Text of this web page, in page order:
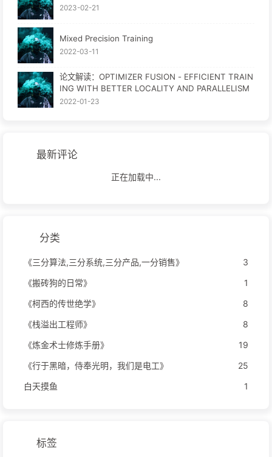
2023-02-21
Mixed Precision Training
2022-03-11
论文解读：OPTIMIZER FUSION - EFFICIENT TRAIN
ING WITH BETTER LOCALITY AND PARALLELISM
2022-01-23
最新评论
正在加载中...
分类
《三分算法,三分系统,三分产品,一分销售》
3
《搬砖狗的日常》
1
《柯西的传世绝学》
8
《栈溢出工程师》
8
《炼金术士修炼手册》
19
《行于黑暗，侍奉光明，我们是电工》
25
白天摸鱼
1
标签